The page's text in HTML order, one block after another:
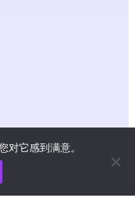
它感到满意。